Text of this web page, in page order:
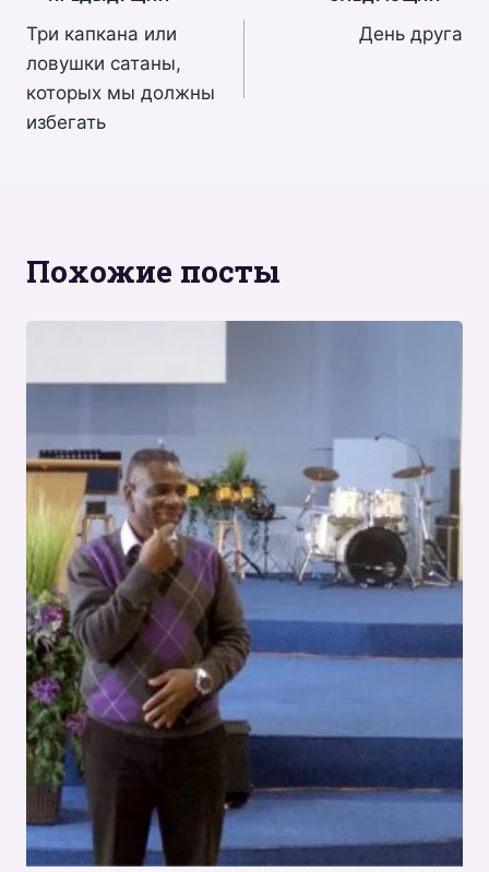
по
записям
Три капкана или
ловушки сатаны,
которых мы должны
избегать
День друга
Похожие посты